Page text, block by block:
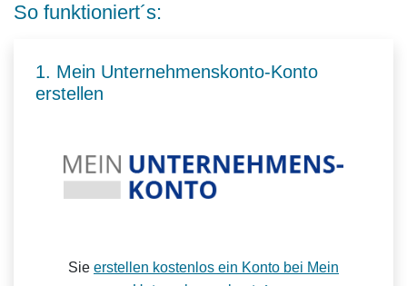
So funktioniert´s:
1. Mein Unternehmenskonto-Konto
erstellen
Sie erstellen kostenlos ein Konto bei Mein